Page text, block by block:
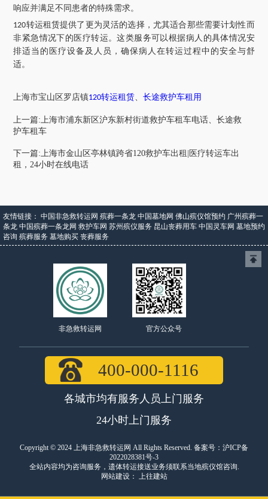
响应并满足不同患者的特殊需求。
120转运租赁提供了更为灵活的选择，尤其适合那些需要计划性而
非紧急情况下的医疗转运。这类服务可以根据病人的具体情况安
排适当的医疗设备及人员，确保病人在转运过程中的安全与舒
适。
上海市宝山区 罗店镇120转运租赁 、长途救护车租用
上一篇:上海市浦东新区沪东新村街道救护车租车电话、长途救
护车租车
下一篇:上海市金山区亭林镇跨省120救护车出租|医疗转运车出
租，24小时在线电话
友情链接： 中国非急救转运网 殡葬一条龙 中国墓地网 佛山殡仪馆预约 广州殡葬一
条龙 中国殡葬一条龙网 救护车网 苏州殡仪服务 昆山丧葬用车 中国灵车网 墓地预约
咨询 殡葬服务 墓地购买 丧葬服务
非急救转运网 官方公众号
400-000-1116
各城市均有服务人员上门服务
24小时上门服务
Copyright © 2024 上海非急救转运网 All Rights Reserved. 备案号： 沪ICP备
2022028381号-3
全站内容均为咨询服务，遗体转运接送业务须联系当地殡仪馆咨询.
网站建设： 上往建站